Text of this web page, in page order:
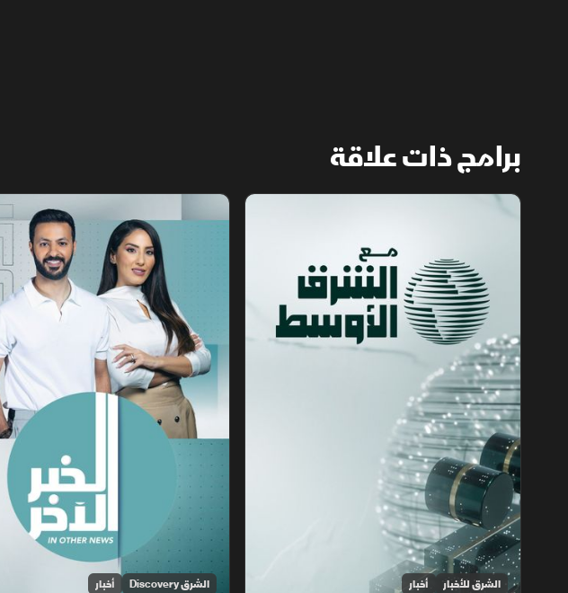
برامج ذات علاقة
مع الشرق الأوسط
الشرق للأخبار أخبار
الخبر الآخر
الشرق Discovery أخبار